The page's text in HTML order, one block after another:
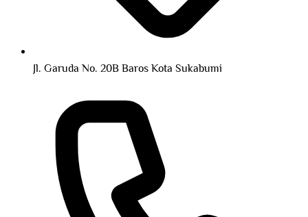
Jl. Garuda No. 20B Baros Kota Sukabumi